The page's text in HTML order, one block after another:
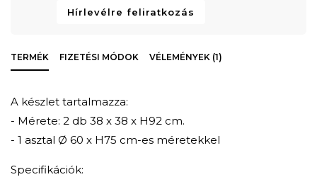
Hírlevélre feliratkozás
TERMÉK FIZETÉSI MÓDOK VÉLEMÉNYEK (1)
A készlet tartalmazza:
- Mérete: 2 db 38 x 38 x H92 cm.
- 1 asztal Ø 60 x H75 cm-es méretekkel
Specifikációk: